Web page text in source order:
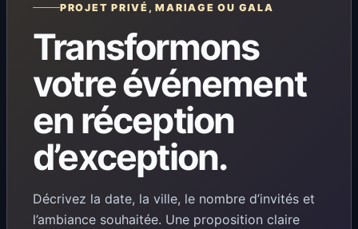
PROJET PRIVÉ, MARIAGE OU GALA
Transformons
votre événement
en réception
d’exception.
Décrivez la date, la ville, le nombre d’invités et
l’ambiance souhaitée. Une proposition claire